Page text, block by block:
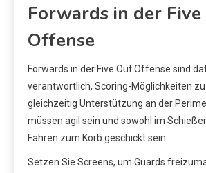
Forwards in der
Offense
Forwards in der Five Out Offense sind
verantwortlich, Scoring-Möglichkeiten
gleichzeitig Unterstützung an der
müssen agil sein und sowohl im
Fahren zum Korb geschickt sein.
Setzen Sie Screens, um Guards